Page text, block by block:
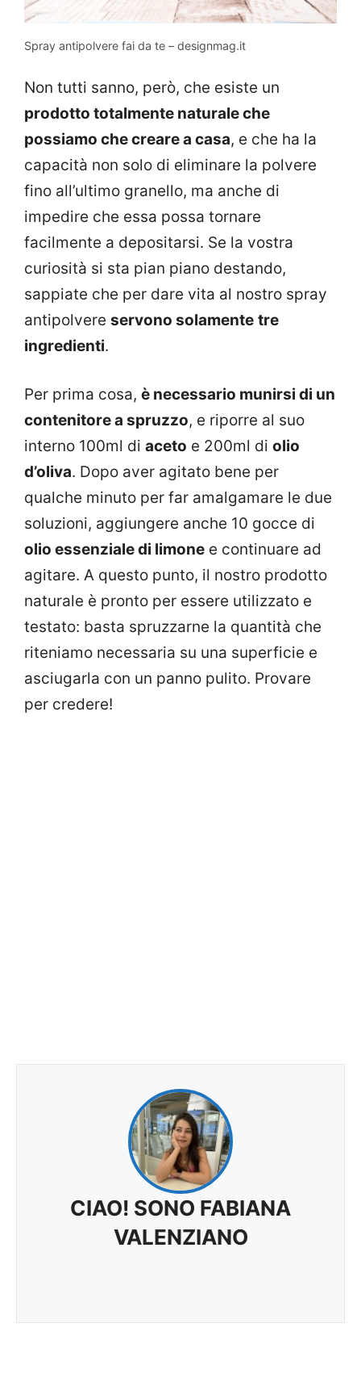
Spray antipolvere fai da te – designmag.it
Non tutti sanno, però, che esiste un
prodotto totalmente naturale che
possiamo che creare a casa, e che ha la
capacità non solo di eliminare la polvere
fino all’ultimo granello, ma anche di
impedire che essa possa tornare
facilmente a depositarsi. Se la vostra
curiosità si sta pian piano destando,
sappiate che per dare vita al nostro spray
antipolvere servono solamente tre
ingredienti.
Per prima cosa, è necessario munirsi di un
contenitore a spruzzo, e riporre al suo
interno 100ml di aceto e 200ml di olio
d’oliva. Dopo aver agitato bene per
qualche minuto per far amalgamare le due
soluzioni, aggiungere anche 10 gocce di
olio essenziale di limone e continuare ad
agitare. A questo punto, il nostro prodotto
naturale è pronto per essere utilizzato e
testato: basta spruzzarne la quantità che
riteniamo necessaria su una superficie e
asciugarla con un panno pulito. Provare
per credere!
CIAO! SONO FABIANA
VALENZIANO